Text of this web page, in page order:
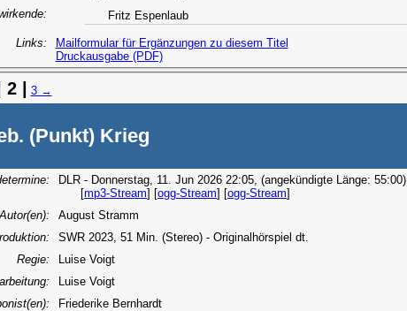
Fritz Espenlaub
Links:
Mailformular für Ergänzungen zu diesem Titel
Druckausgabe (PDF)
2 | 3 →
(Punkt) Krieg
DLR - Donnerstag, 11. Jun 2026 22:05, (angekündigte Länge: 55:00)
[mp3-Stream] [ogg-Stream] [ogg-Stream]
August Stramm
SWR 2023, 51 Min. (Stereo) - Originalhörspiel dt.
Regie:
Luise Voigt
Luise Voigt
Friederike Bernhardt